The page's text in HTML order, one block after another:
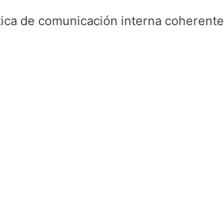
de comunicación interna coherente